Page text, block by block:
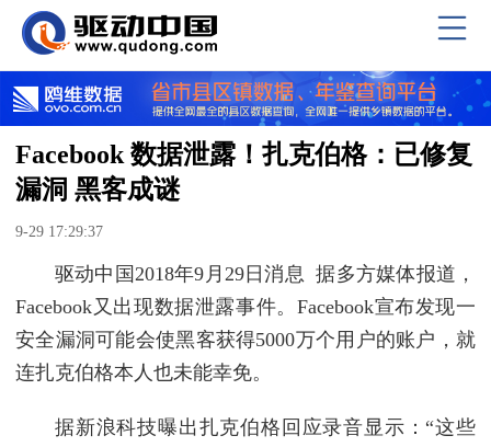
Facebook 数据泄露！扎克伯格：已修复
漏洞 黑客成谜
9-29 17:29:37
驱动中国2018年9月29日消息 据多方媒体报道，
Facebook又出现数据泄露事件。Facebook宣布发现一
安全漏洞可能会使黑客获得5000万个用户的账户，就
连扎克伯格本人也未能幸免。
据新浪科技曝出扎克伯格回应录音显示：“这些